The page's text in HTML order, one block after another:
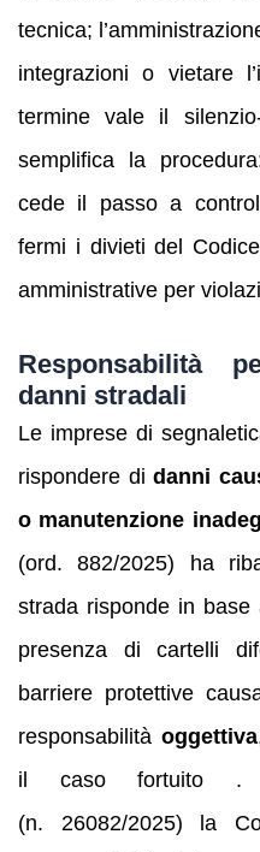
tecnica;
integrazioni o vietare
termine vale il
semplifica la
cede il passo a
fermi i divieti del
amministrative per
Responsabilità
danni stradali
Le imprese di
rispondere didanni
o manutenzione
(ord. 882/2025) ha
strada risponde in base
presenza di cartelli
barriere protettive
responsabilità oggettiva
il caso fortuito .
(n. 26082/2025) la